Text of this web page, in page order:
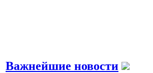
Важнейшие новости